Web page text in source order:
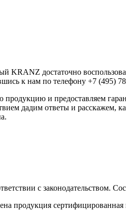
достаточно
к нам по телефону +7 (495)
и предоставляем
дадим ответы и
с законодательством.
продукция